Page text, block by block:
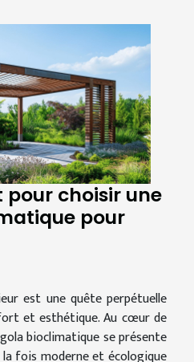
pour choisir une
pour
est une quête perpétuelle
et esthétique. Au cœur de
bioclimatique se présente
fois moderne et écologique